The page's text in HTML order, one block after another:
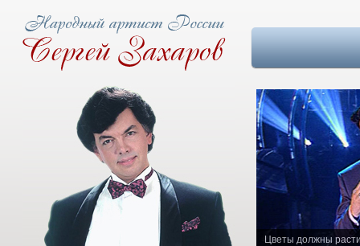
Цветы должны